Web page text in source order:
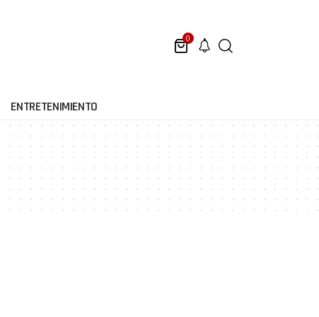
0
ENTRETENIMIENTO